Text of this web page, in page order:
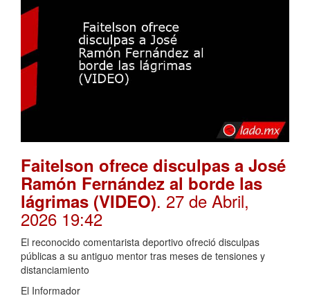
Faitelson ofrece disculpas a José
Ramón Fernández al borde las
lágrimas (VIDEO). 27 de Abril,
2026 19:42
El reconocido comentarista deportivo ofreció disculpas
públicas a su antiguo mentor tras meses de tensiones y
distanciamiento
El Informador